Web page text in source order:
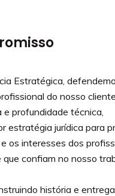
Estratégica,
do nosso
profundidade técnica,
estratégia jurídica para
os interesses dos
confiam no nosso
história e